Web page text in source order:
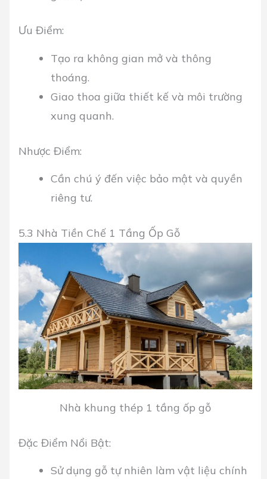
Ưu Điểm:
Tạo ra không gian mở và thông
thoáng.
Giao thoa giữa thiết kế và môi trường
xung quanh.
Nhược Điểm:
Cần chú ý đến việc bảo mật và quyền
riêng tư.
5.3 Nhà Tiền Chế 1 Tầng Ốp Gỗ
Nhà khung thép 1 tầng ốp gỗ
Đặc Điểm Nổi Bật:
Sử dụng gỗ tự nhiên làm vật liệu chính